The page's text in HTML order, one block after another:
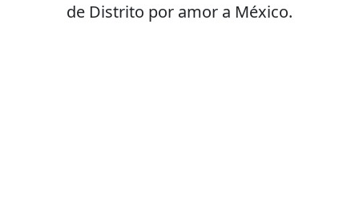
de Distrito por amor a México.